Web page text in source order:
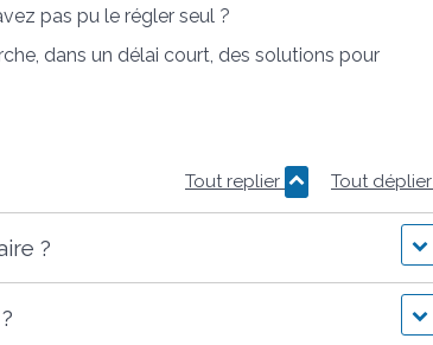
pas pu le régler seul ?
dans un délai court, des solutions pour
Tout replier Tout déplier
?